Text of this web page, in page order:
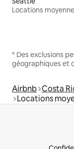
* Des exclusions
géographiques et
Airbnb Costa
Locations